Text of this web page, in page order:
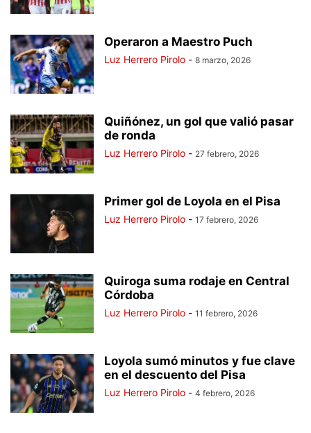
Operaron a Maestro Puch
Luz Herrero Pirolo - 8 marzo, 2026
Quiñónez, un gol que valió pasar
de ronda
Luz Herrero Pirolo - 27 febrero, 2026
Primer gol de Loyola en el Pisa
Luz Herrero Pirolo - 17 febrero, 2026
Quiroga suma rodaje en Central
Córdoba
Luz Herrero Pirolo - 11 febrero, 2026
Loyola sumó minutos y fue clave
en el descuento del Pisa
Luz Herrero Pirolo - 4 febrero, 2026